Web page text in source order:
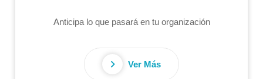
Anticipa lo que pasará en tu organización
Ver Más